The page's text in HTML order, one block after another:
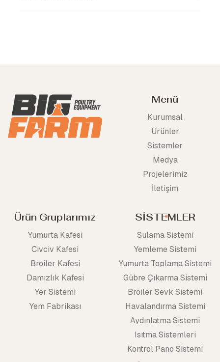
Menü
Kurumsal
Ürünler
Sistemler
Medya
Projelerimiz
İletişim
Ürün Gruplarımız
Yumurta Kafesi
Civciv Kafesi
Broiler Kafesi
Damızlık Kafesi
Yer Sistemi
Yem Fabrikası
SİSTEMLER
Sulama Sistemi
Yemleme Sistemi
Yumurta Toplama Sistemi
Gübre Çıkarma Sistemi
Broiler Sevk Sistemi
Havalandırma Sistemi
Aydınlatma Sistemi
Isıtma Sistemleri
Kontrol Pano Sistemi